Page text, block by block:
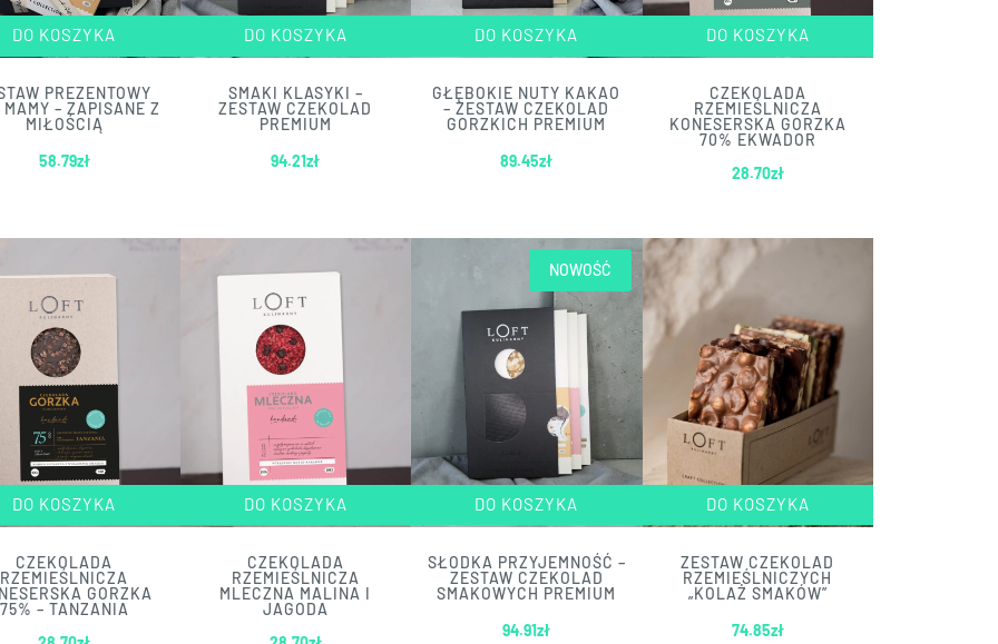
DO KOSZYKA
PREZENTOWY
– ZAPISANE Z
MIŁOŚCIĄ
58.79zł
DO KOSZYKA
SMAKI KLASYKI –
ZESTAW CZEKOLAD
PREMIUM
94.21zł
DO KOSZYKA
GŁĘBOKIE NUTY KAKAO
– ZESTAW CZEKOLAD
GORZKICH PREMIUM
89.45zł
DO KOSZYKA
CZEKOLADA
RZEMIEŚLNICZA
KONESERSKA GORZKA
70% EKWADOR
28.70zł
DO KOSZYKA
CZEKOLADA
RZEMIEŚLNICZA
GORZKA
75% – TANZANIA
DO KOSZYKA
CZEKOLADA
RZEMIEŚLNICZA
MLECZNA MALINA I
JAGODA
NOWOŚĆ
DO KOSZYKA
SŁODKA PRZYJEMNOŚĆ –
ZESTAW CZEKOLAD
SMAKOWYCH PREMIUM
94.91zł
DO KOSZYKA
ZESTAW CZEKOLAD
RZEMIEŚLNICZYCH
„KOLAŻ SMAKÓW”
74.85zł